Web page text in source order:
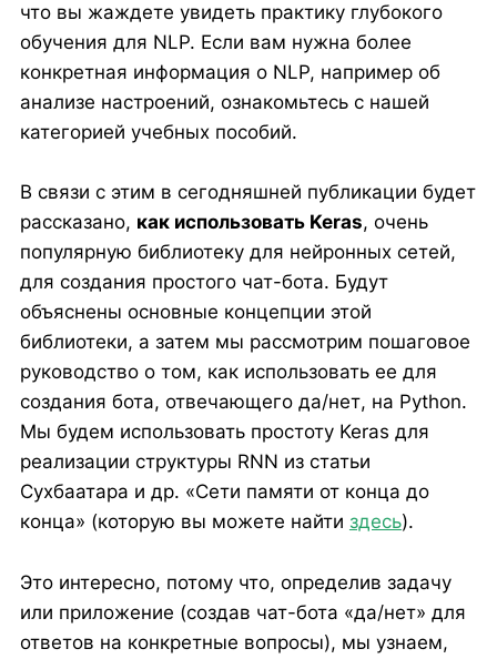
что вы жаждете увидеть практику глубокого
обучения для NLP. Если вам нужна более
конкретная информация о NLP, например об
анализе настроений, ознакомьтесь с нашей
категорией учебных пособий.
В связи с этим в сегодняшней публикации будет
рассказано, как использовать Keras, очень
популярную библиотеку для нейронных сетей,
для создания простого чат-бота. Будут
объяснены основные концепции этой
библиотеки, а затем мы рассмотрим пошаговое
руководство о том, как использовать ее для
создания бота, отвечающего да/нет, на Python.
Мы будем использовать простоту Keras для
реализации структуры RNN из статьи
Сухбаатара и др. «Сети памяти от конца до
конца» (которую вы можете найти здесь).
Это интересно, потому что, определив задачу
или приложение (создав чат-бота «да/нет» для
ответов на конкретные вопросы), мы узнаем,